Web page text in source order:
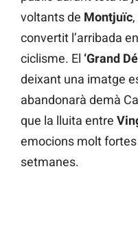
voltants de Montjuïc
convertit l’arribada
ciclisme. El ‘Grand
deixant una imatge
abandonarà demà
que la lluita entre
emocions molt
setmanes.